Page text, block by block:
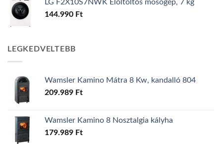
LG F2X10S7NWK Elöltöltős mosógép, 7 kg
144.990 Ft
LEGKEDVELTEBB
Wamsler Kamino Mátra 8 Kw, kandalló 804
209.989 Ft
Wamsler Kamino 8 Nosztalgia kályha
179.989 Ft